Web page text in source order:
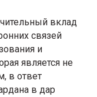
вклад
связей
и
является не
в ответ
в дар